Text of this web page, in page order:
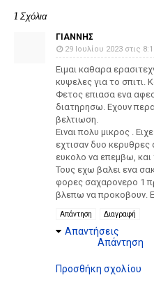
1 Σχόλια
ΓΙΑΝΝΗΣ
29 Ιουλίου 2023 στις
Ειμαι καθαρα
κυψελες για το σπιτι.
Φετος επιασα ενα
διατηρησω. Εχουν
βελτιωση.
Ειναι πολυ μικρος .
εχτισαν δυο κερυθρες
ευκολο να επεμβω,
Τους εχω βαλει ενα
φορες σαχαρονερο 1
βλεπω να προκοβουν.
Απάντηση Διαγραφή
Απαντήσεις
Απάντηση
Προσθήκη σχολίου